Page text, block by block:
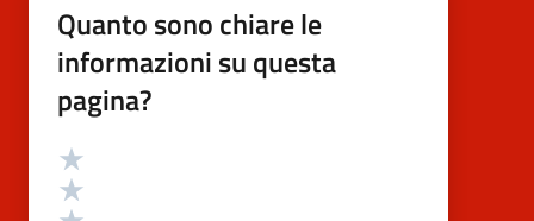
Quanto sono chiare le
informazioni su questa
pagina?
Valutazione